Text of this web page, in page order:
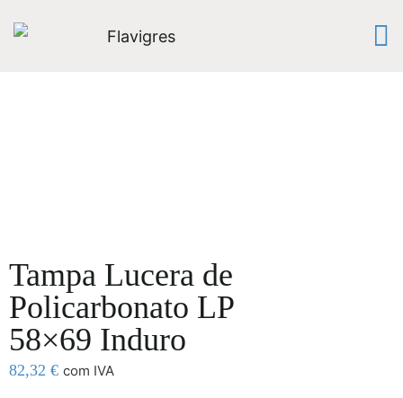
Tampa Lucera de
Policarbonato LP
58×69 Induro
82,32 € com IVA